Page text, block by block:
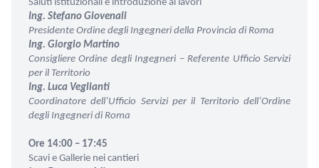
Saluti istituzionali e introduzione ai lavori
Ing. Stefano Giovenali
Presidente Ordine degli Ingegneri della Provincia di Roma
Ing. Giorgio Martino
Consigliere Ordine degli Ingegneri – Referente Ufficio Servizi
per il Territorio
Ing. Luca Veglianti
Coordinatore dell’Ufficio Servizi per il Territorio dell’Ordine
degli Ingegneri di Roma
Ore 14:00 – 17:45
Scavi e Gallerie nei cantieri